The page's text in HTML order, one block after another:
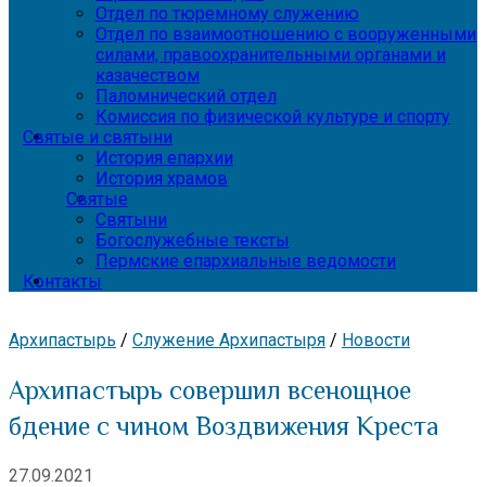
Отдел по тюремному служению
Отдел по взаимоотношению с вооруженными
силами, правоохранительными органами и
казачеством
Паломнический отдел
Комиссия по физической культуре и спорту
Святые и святыни
История епархии
История храмов
Святые
Святыни
Богослужебные тексты
Пермские епархиальные ведомости
Контакты
Архипастырь / Служение Архипастыря / Новости
Архипастырь совершил всенощное
бдение с чином Воздвижения Креста
27.09.2021